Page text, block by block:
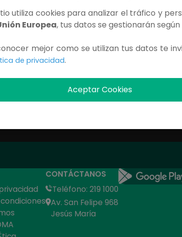
Contenido Exclusivo
Debes iniciar sesión para ver este
INICIAR SESIÓN
CONTÁCTANOS
Teléfono: 219 1000
Av. San Felipe 968
Jesús María
utiliza cookies para analizar el tráfico y
Europea, tus datos se gestionarán según
mejor como se utilizan tus datos te
de privacidad.
Aceptar Cookies